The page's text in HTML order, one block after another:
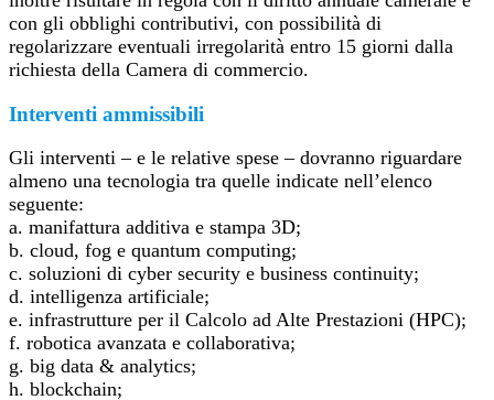
con gli obblighi contributivi, con possibilità di
regolarizzare eventuali irregolarità entro 15 giorni dalla
richiesta della Camera di commercio.
Interventi ammissibili
Gli interventi – e le relative spese – dovranno riguardare
almeno una tecnologia tra quelle indicate nell’elenco
seguente:
a. manifattura additiva e stampa 3D;
b. cloud, fog e quantum computing;
c. soluzioni di cyber security e business continuity;
d. intelligenza artificiale;
e. infrastrutture per il Calcolo ad Alte Prestazioni (HPC);
f. robotica avanzata e collaborativa;
g. big data & analytics;
h. blockchain;